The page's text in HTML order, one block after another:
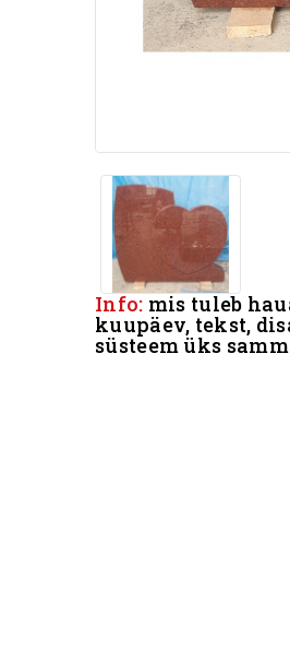
Info: mis tuleb
kuupäev, tekst,
süsteem üks